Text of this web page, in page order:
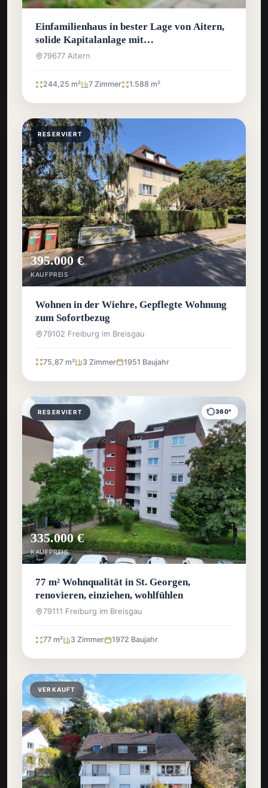
Einfamilienhaus in bester Lage von Aitern,
solide Kapitalanlage mit
Entwicklungspotenzial
79677 Aitern
244,25 m² 7 Zimmer 1.588 m²
RESERVIERT
395.000 €
KAUFPREIS
Wohnen in der Wiehre, Gepflegte Wohnung
zum Sofortbezug
79102 Freiburg im Breisgau
75,87 m² 3 Zimmer 1951 Baujahr
RESERVIERT 360°
335.000 €
KAUFPREIS
77 m² Wohnqualität in St. Georgen,
renovieren, einziehen, wohlfühlen
79111 Freiburg im Breisgau
77 m² 3 Zimmer 1972 Baujahr
VERKAUFT